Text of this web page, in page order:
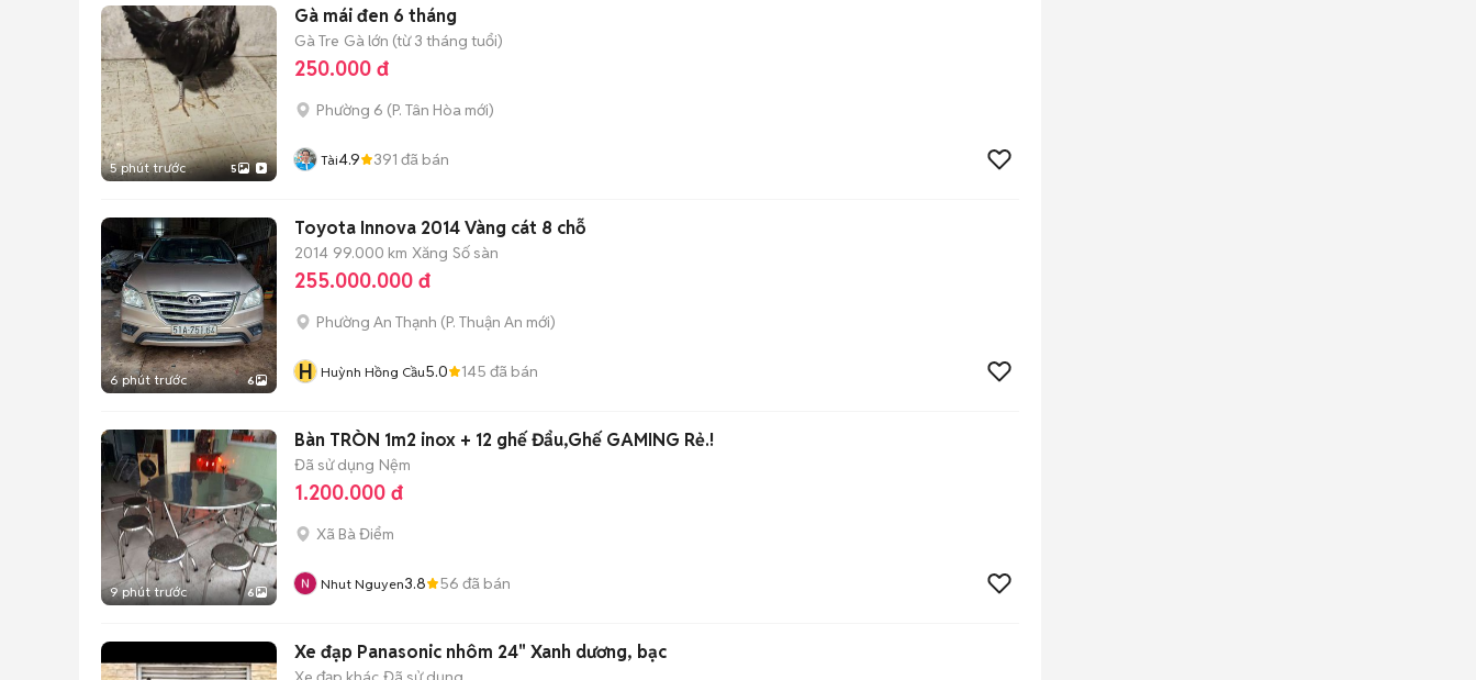
5 phút trước 5
Gà mái đen 6 tháng
Gà Tre Gà lớn (từ 3 tháng tuổi)
250.000 đ
Phường 6 (P. Tân Hòa mới)
Tài4.9 391 đã bán
6 phút trước 6
Toyota Innova 2014 Vàng cát 8 chỗ
2014 99.000 km Xăng Số sàn
255.000.000 đ
Phường An Thạnh (P. Thuận An mới)
H Huỳnh Hồng Cầu5.0 145 đã bán
9 phút trước 6
Bàn TRÒN 1m2 inox + 12 ghế Đẩu,Ghế GAMING Rẻ.!
Đã sử dụng Nệm
1.200.000 đ
Xã Bà Điểm
Nhut Nguyen3.8 56 đã bán
Xe đạp Panasonic nhôm 24" Xanh dương, bạc